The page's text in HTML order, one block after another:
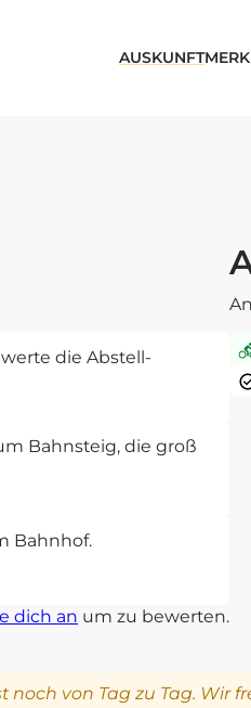
AUSKUNFT
die Abstell-
Bahnsteig, die groß
Bahnhof.
dich an um zu bewerten.
noch von Tag zu Tag. Wir